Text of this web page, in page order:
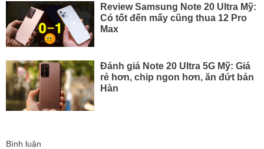
Review Samsung Note 20 Ultra Mỹ:
Có tốt đến mấy cũng thua 12 Pro
Max
Đánh giá Note 20 Ultra 5G Mỹ: Giá
rẻ hơn, chip ngon hơn, ăn đứt bản
Hàn
Bình luận